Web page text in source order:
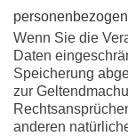
Wenn Sie die
Daten
Speicherung
zur
anderen